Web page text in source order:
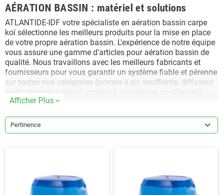
AÉRATION BASSIN : matériel et solutions
ATLANTIDE-IDF votre spécialiste en aération bassin carpe
koï sélectionne les meilleurs produits pour la mise en place
de votre propre aération bassin. L'expérience de notre équipe
vous assure une gamme d'articles pour aération bassin de
qualité. Nous travaillons avec les meilleurs fabricants et
fournisseurs pour vous garantir un système fiable et pérenne
sur toutes nos catégories (pompe à air, soufflante, diffuseur
epdm, pompe à piston, pompe à membrane, soufflante à
canal latéral.). Les fabricants : Pompe à air série AP
Thomas/Yasunaga LW, Pompe à air Hiblow HP, Pompe à air
Dong Yang, soufflante à canal latéral FPZ, Aérateur Dab
Notre équipe s'enrichie de vos propres expériences, de la
connaissance avancée des produits de nos grossistes
(Pompe à air série AP Aquaforte, Pompe à air NAP d'Aqua
Afficher Plus expand_more
Pertinence